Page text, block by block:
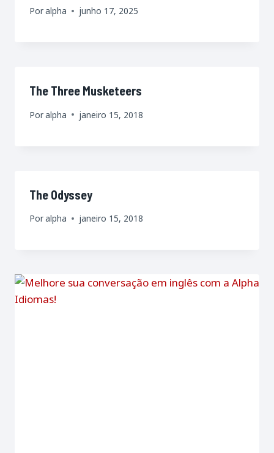
Poralpha junho 17, 2025
The Three Musketeers
Poralpha janeiro 15, 2018
The Odyssey
Poralpha janeiro 15, 2018